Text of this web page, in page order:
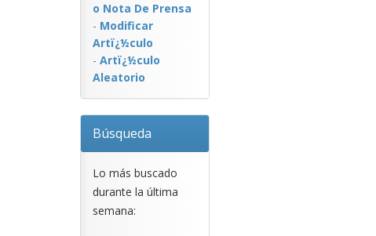
o Nota De Prensa
- Modificar
Artï¿½culo
- Artï¿½culo
Aleatorio
Búsqueda
Lo más buscado
durante la última
semana: